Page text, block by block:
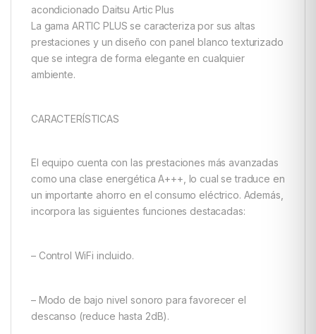
acondicionado Daitsu Artic Plus
La gama ARTIC PLUS se caracteriza por sus altas
prestaciones y un diseño con panel blanco texturizado
que se integra de forma elegante en cualquier
ambiente.
CARACTERÍSTICAS
El equipo cuenta con las prestaciones más avanzadas
como una clase energética A+++, lo cual se traduce en
un importante ahorro en el consumo eléctrico. Además,
incorpora las siguientes funciones destacadas:
– Control WiFi incluido.
– Modo de bajo nivel sonoro para favorecer el
descanso (reduce hasta 2dB).